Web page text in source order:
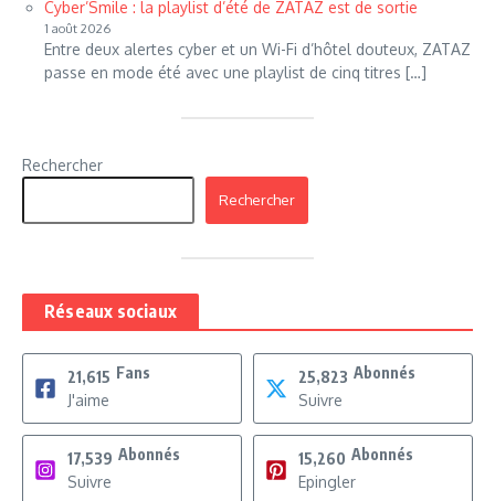
Cyber’Smile : la playlist d’été de ZATAZ est de sortie
1 août 2026
Entre deux alertes cyber et un Wi-Fi d’hôtel douteux, ZATAZ
passe en mode été avec une playlist de cinq titres […]
Rechercher
Rechercher
Réseaux sociaux
21,615 Fans
J'aime
25,823 Abonnés
Suivre
17,539 Abonnés
Suivre
15,260 Abonnés
Epingler